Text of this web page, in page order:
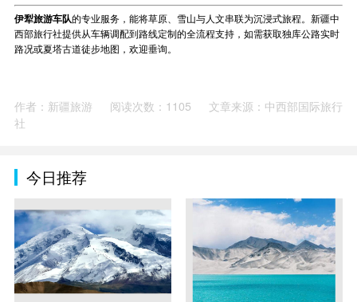
伊犁旅游车队的专业服务，能将草原、雪山与人文串联为沉浸式旅程。新疆中
西部旅行社提供从车辆调配到路线定制的全流程支持，如需获取独库公路实时
路况或夏塔古道徒步地图，欢迎垂询。
作者：新疆旅游 阅读次数：1105
文章来源：中西部国际旅行
社
今日推荐